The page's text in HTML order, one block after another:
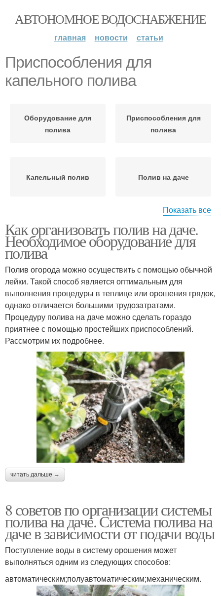
АВТОНОМНОЕ ВОДОСНАБЖЕНИЕ
главная новости статьи
Приспособления для
капельного полива
Оборудование для
полива
Приспособления для
полива
Капельный полив Полив на даче
Ручной полив Полив в частном доме
Капельный тип
Полив из
полипропиленовых
труб
Разводка для полива
Показать все
Как организовать полив на даче.
Необходимое оборудование для
полива
Полив огорода можно осуществить с помощью обычной
лейки. Такой способ является оптимальным для
выполнения процедуры в теплице или орошения грядок,
однако отличается большими трудозатратами.
Процедуру полива на даче можно сделать гораздо
приятнее с помощью простейших приспособлений.
Рассмотрим их подробнее.
читать дальше →
8 советов по организации системы
полива на даче. Система полива на
даче в зависимости от подачи воды
Поступление воды в систему орошения может
выполняться одним из следующих способов:
автоматическим;полуавтоматическим;механическим.